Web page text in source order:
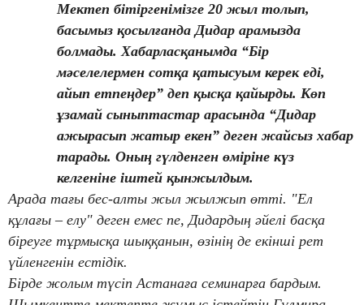
Мектеп бітіргенімізге 20 жыл толып,
басымыз қосылғанда Дидар арамызда
болмады. Хабарласқанымда “Бір
мәселелермен сотқа қатысуым керек еді,
айып етпеңдер” деп қысқа қайырды. Көп
ұзамай сыныптастар арасында “Дидар
ажырасып жатыр екен” деген жайсыз хабар
тарады. Оның гүлденген өміріне күз
келгеніне іштей қынжылдым.
Арада тағы бес-алты жыл жылжып өтті. "Ел
құлағы – елу" деген емес пе, Дидардың әйелі басқа
біреуге тұрмысқа шыққанын, өзінің де екінші рет
үйленгенін естідік.
Бірде жолым түсіп Астанаға семинарға бардым.